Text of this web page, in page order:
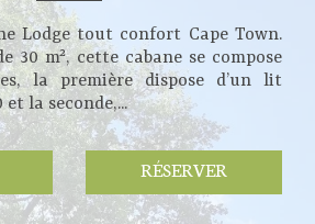
Lodge tout confort Cape Town.
30 m², cette cabane se compose
la première dispose d’un lit
et la seconde,...
RÉSERVER